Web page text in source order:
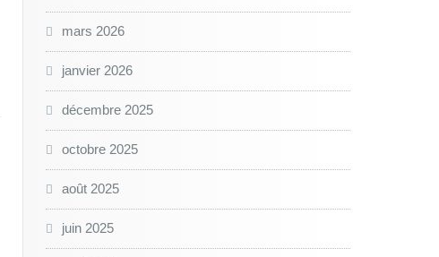
mars 2026
janvier 2026
décembre 2025
octobre 2025
août 2025
juin 2025